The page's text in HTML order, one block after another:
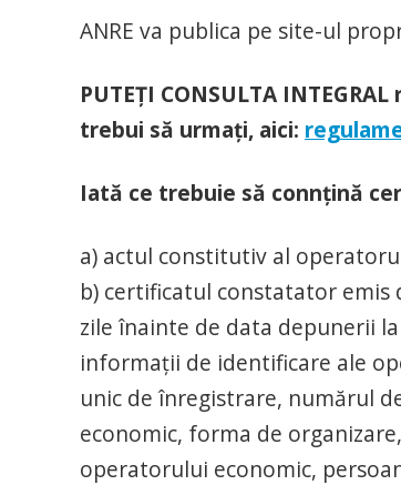
ANRE va publica pe site-ul
PUTEŢI CONSULTA
trebui să urmaţi, aici:
Iată ce trebuie să connţină
a) actul constitutiv al
b) certificatul constatator emis
zile înainte de data depunerii
informații de identificare ale
unic de înregistrare, numărul
economic, forma de
operatorului economic,